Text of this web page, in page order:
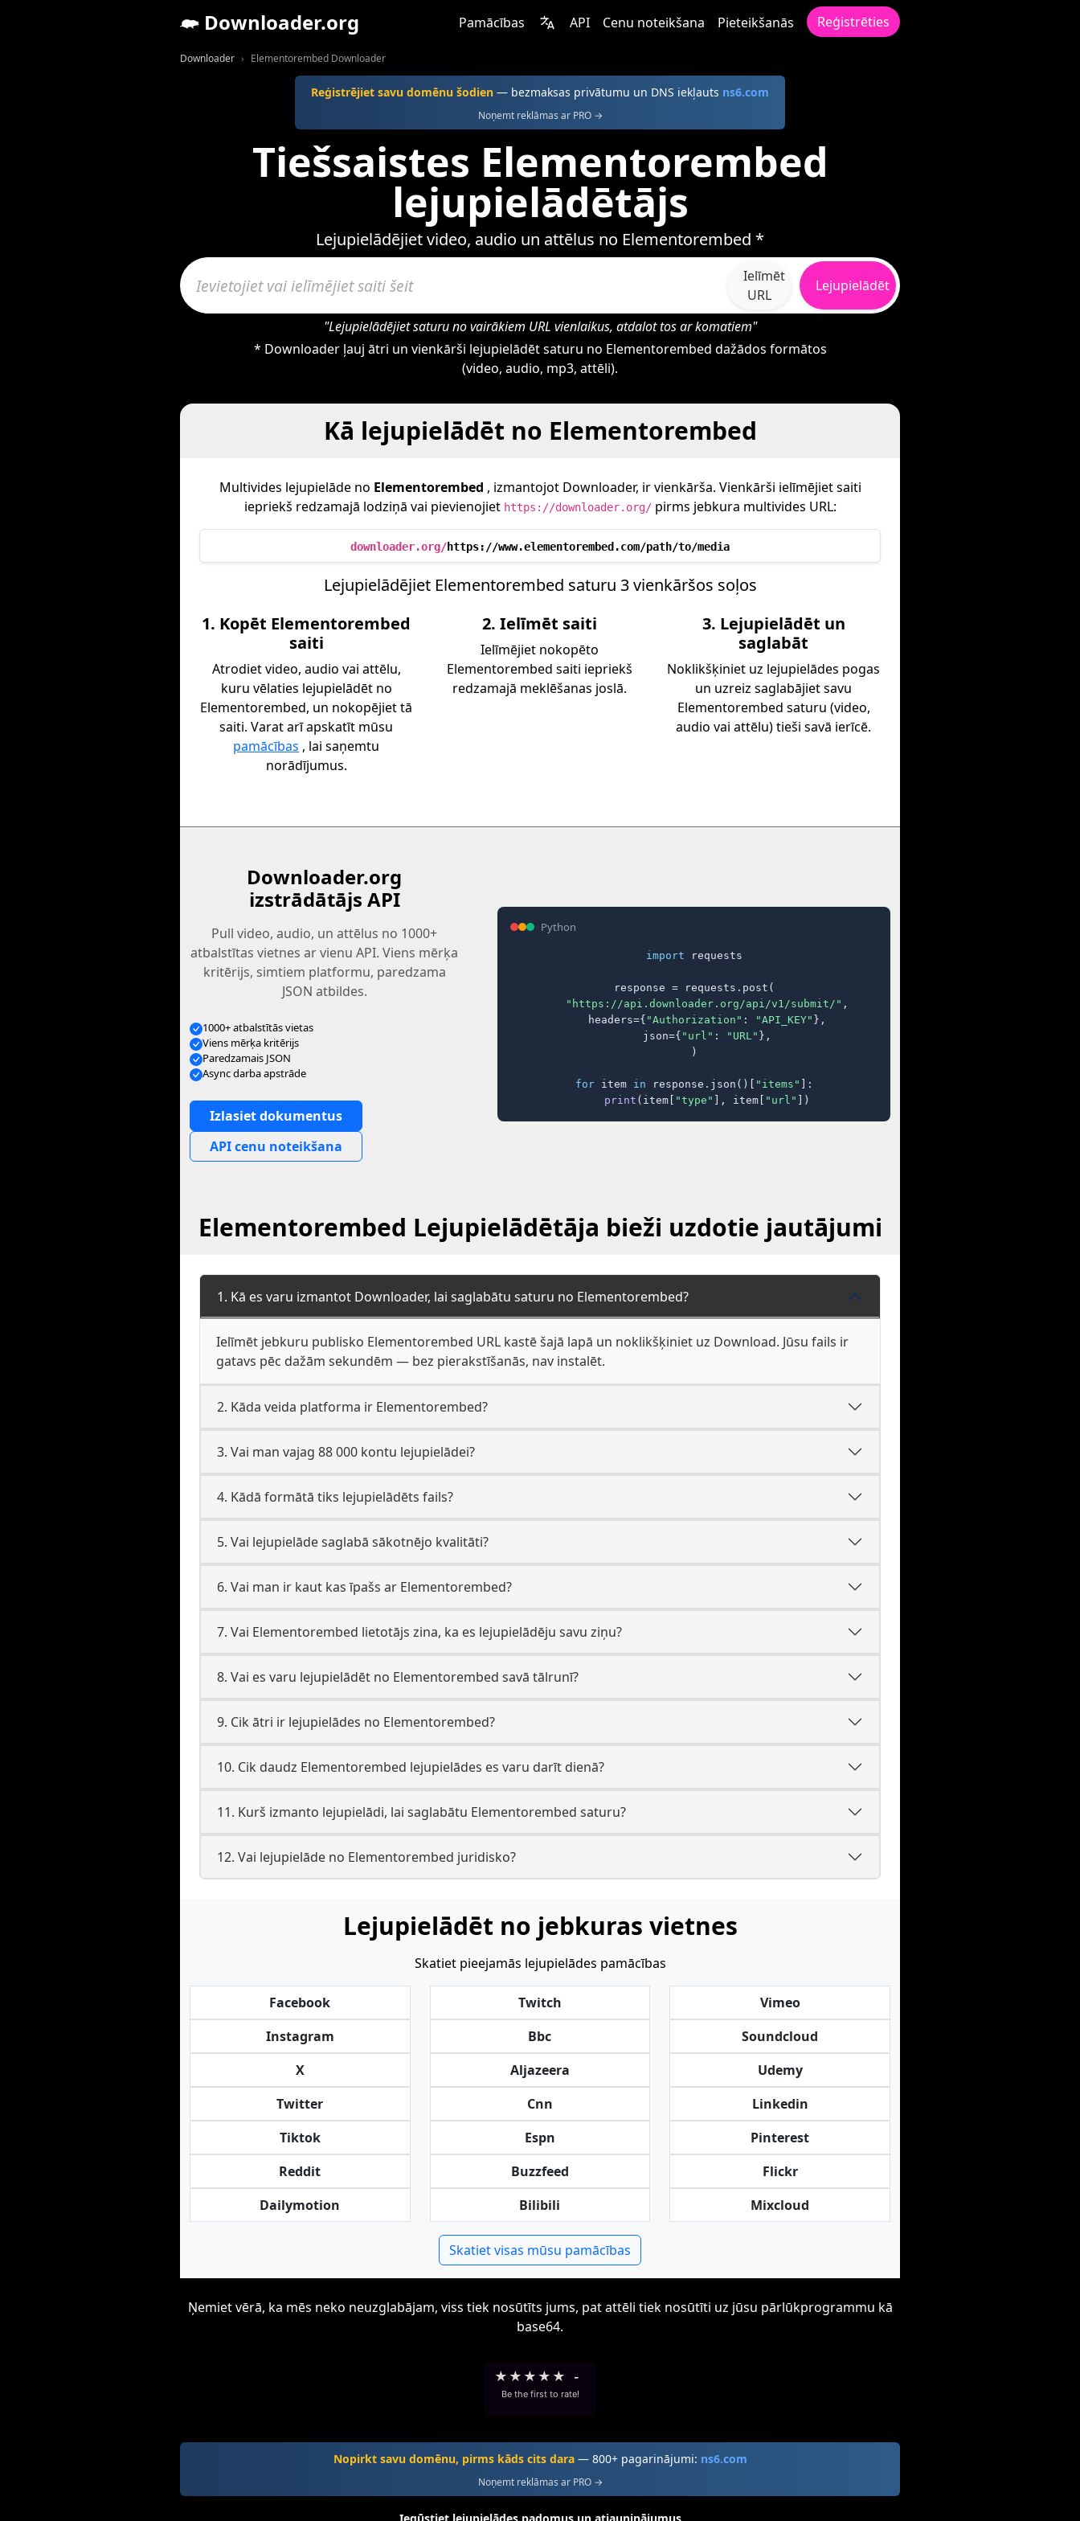
Downloader.org Pamācības API Cenu noteikšana Pieteikšanās Reģistrēties
Downloader Elementorembed Downloader
Reģistrējiet savu domēnu šodien — bezmaksas privātumu un DNS iekļauts ns6.com
Noņemt reklāmas ar PRO →
Tiešsaistes Elementorembed
lejupielādētājs
Lejupielādējiet video, audio un attēlus no Elementorembed *
Ielīmēt
URL
Lejupielādēt
"Lejupielādējiet saturu no vairākiem URL vienlaikus, atdalot tos ar komatiem"
* Downloader ļauj ātri un vienkārši lejupielādēt saturu no Elementorembed dažādos formātos
(video, audio, mp3, attēli).
Kā lejupielādēt no Elementorembed
Multivides lejupielāde no Elementorembed , izmantojot Downloader, ir vienkārša. Vienkārši ielīmējiet saiti
iepriekš redzamajā lodziņā vai pievienojiet https://downloader.org/pirms jebkura multivides URL:
downloader.org/https://www.elementorembed.com/path/to/media
Lejupielādējiet Elementorembed saturu 3 vienkāršos soļos
1. Kopēt Elementorembed
saiti
Atrodiet video, audio vai attēlu,
kuru vēlaties lejupielādēt no
Elementorembed, un nokopējiet tā
saiti. Varat arī apskatīt mūsu
pamācības , lai saņemtu
norādījumus.
2. Ielīmēt saiti
Ielīmējiet nokopēto
Elementorembed saiti iepriekš
redzamajā meklēšanas joslā.
3. Lejupielādēt un
saglabāt
Noklikšķiniet uz lejupielādes pogas
un uzreiz saglabājiet savu
Elementorembed saturu (video,
audio vai attēlu) tieši savā ierīcē.
Downloader.org
izstrādātājs API
Pull video, audio, un attēlus no 1000+
atbalstītas vietnes ar vienu API. Viens mērķa
kritērijs, simtiem platformu, paredzama
JSON atbildes.
1000+ atbalstītās vietas
Viens mērķa kritērijs
Paredzamais JSON
Async darba apstrāde
Izlasiet dokumentus
API cenu noteikšana
Python
import requests
response = requests.post(
"https://api.downloader.org/api/v1/submit/" ,
    headers={
"Authorization" : "API_KEY" },
    json={
"url" : "URL" },
)
for item in response.json()[ "items" ]:
print (item[ "type" ], item[ "url" ])
Elementorembed Lejupielādētāja bieži uzdotie jautājumi
1. Kā es varu izmantot Downloader, lai saglabātu saturu no Elementorembed?
Ielīmēt jebkuru publisko Elementorembed URL kastē šajā lapā un noklikšķiniet uz Download. Jūsu fails ir
gatavs pēc dažām sekundēm — bez pierakstīšanās, nav instalēt.
2. Kāda veida platforma ir Elementorembed?
3. Vai man vajag 88 000 kontu lejupielādei?
4. Kādā formātā tiks lejupielādēts fails?
5. Vai lejupielāde saglabā sākotnējo kvalitāti?
6. Vai man ir kaut kas īpašs ar Elementorembed?
7. Vai Elementorembed lietotājs zina, ka es lejupielādēju savu ziņu?
8. Vai es varu lejupielādēt no Elementorembed savā tālrunī?
9. Cik ātri ir lejupielādes no Elementorembed?
10. Cik daudz Elementorembed lejupielādes es varu darīt dienā?
11. Kurš izmanto lejupielādi, lai saglabātu Elementorembed saturu?
12. Vai lejupielāde no Elementorembed juridisko?
Lejupielādēt no jebkuras vietnes
Skatiet pieejamās lejupielādes pamācības
Facebook
Instagram
X
Twitter
Tiktok
Reddit
Dailymotion
Twitch
Bbc
Aljazeera
Cnn
Espn
Buzzfeed
Bilibili
Vimeo
Soundcloud
Udemy
Linkedin
Pinterest
Flickr
Mixcloud
Skatiet visas mūsu pamācības
Ņemiet vērā, ka mēs neko neuzglabājam, viss tiek nosūtīts jums, pat attēli tiek nosūtīti uz jūsu pārlūkprogrammu kā
base64.
★ ★ ★ ★ ★ -
Be the first to rate!
Nopirkt savu domēnu, pirms kāds cits dara— 800+ pagarinājumi: ns6.com
Noņemt reklāmas ar PRO →